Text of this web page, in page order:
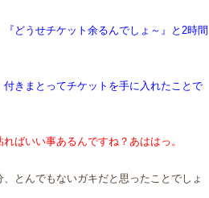
ト余るんでしょ～』と2時間
ケットを手に入れたことで
んですね？あははっ。
いガキだと思ったことでしょ